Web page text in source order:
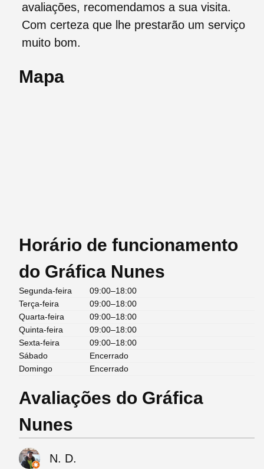
avaliações, recomendamos a sua visita.
Com certeza que lhe prestarão um serviço
muito bom.
Mapa
Horário de funcionamento
do Gráfica Nunes
Segunda-feira
09:00–18:00
Terça-feira
09:00–18:00
Quarta-feira
09:00–18:00
Quinta-feira
09:00–18:00
Sexta-feira
09:00–18:00
Sábado
Encerrado
Domingo
Encerrado
Avaliações do Gráfica
Nunes
N. D.